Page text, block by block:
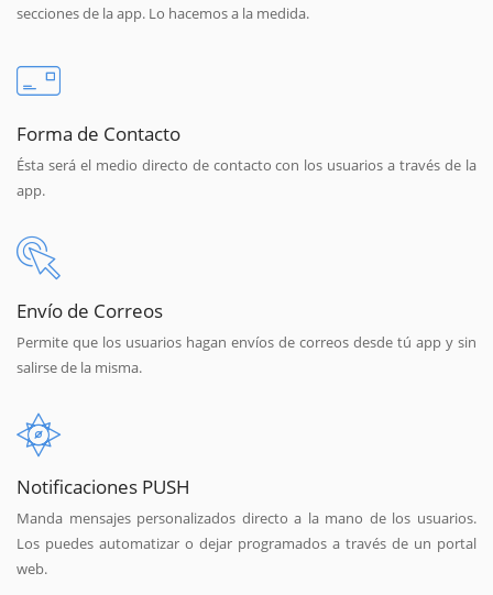
secciones de la app. Lo hacemos a la medida.
Forma de Contacto
Ésta será el medio directo de contacto con los usuarios a través de la
app.
Envío de Correos
Permite que los usuarios hagan envíos de correos desde tú app y sin
salirse de la misma.
Notificaciones PUSH
Manda mensajes personalizados directo a la mano de los usuarios.
Los puedes automatizar o dejar programados a través de un portal
web.